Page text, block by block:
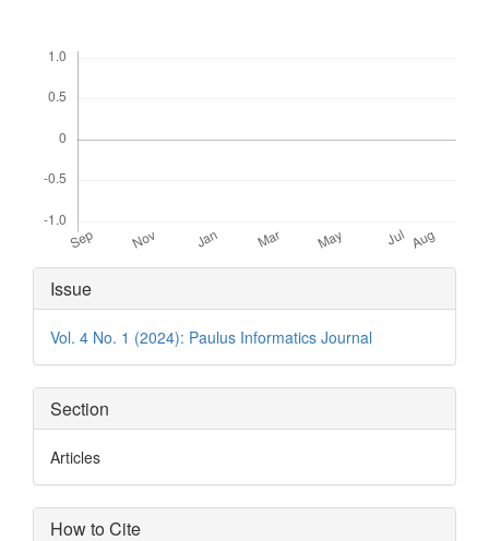
Article
Details
Issue
Vol. 4 No. 1 (2024): Paulus Informatics Journal
Section
Articles
How to Cite